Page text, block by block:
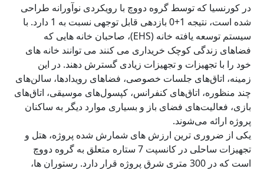
در کورنسیا که توسط گروه دووچ با رویکردی نوآورانه طراحی
شده است، نتیجه 1+0 بازدهی قابل توجهی نسبت به 1 دارد. با
سیستم توسعه یافته خانه (EHS)، صاحبان خانه هایی که
فضاهای زندگی کوچک خریداری می کنند می توانند خانه های
خود را با تجهیزات و تجهیزات زیادی گسترش دهند. در این
زمینه، اتاق‌های جلسات خصوصی، فضاهای رویدادها، سالن‌های
چند منظوره، اتاق‌های کنفرانس، کپسول‌های موسیقی، اتاق‌های
بازی، فعالیت‌های فضای باز و بسیاری موارد دیگر به ساکنان
پروژه ارائه می‌شوند.
یکی از ضروری ترین ارزش های شمارش شده پروژه، هتل و
تجهیزات ساحلی در کانسپت 7 ستاره متعلق به گروه دووچ
است که در 300 متری شرق پروژه قرار دارد. رستوران ها،